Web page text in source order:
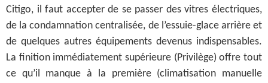
Citigo, il faut accepter de se passer des vitres électriques,
de la condamnation centralisée, de l’essuie-glace arrière et
de quelques autres équipements devenus indispensables.
La finition immédiatement supérieure (Privilège) offre tout
ce qu’il manque à la première (climatisation manuelle